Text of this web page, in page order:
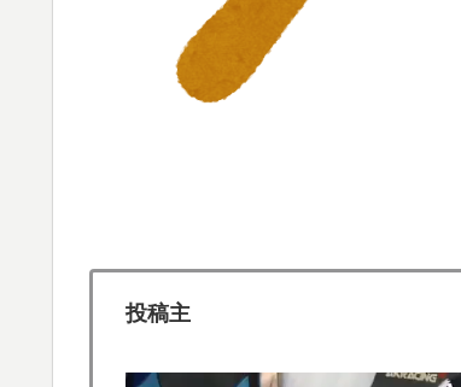
【伝説の100得点、いまだ都市伝説
海外「コーヒー1杯が6ドルって何
海外「先進国で日本だけパスポー
ｗｗｗ【タイ人の反応】
▶ 【海外の反応】冨安健洋がクリス
投稿主